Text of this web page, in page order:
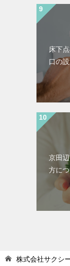
床下
口の
京田
方に
株式会社サクシ